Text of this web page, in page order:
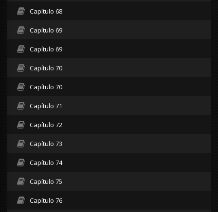
Capítulo 68
Capítulo 69
Capítulo 69
Capítulo 70
Capítulo 70
Capítulo 71
Capítulo 72
Capítulo 73
Capítulo 74
Capítulo 75
Capítulo 76